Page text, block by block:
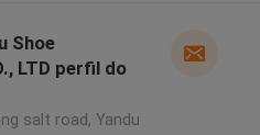
Shoe
LTD perfil do
salt road, Yandu